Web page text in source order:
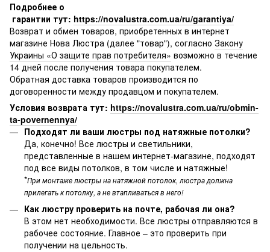
Подробнее о
гарантии тут: https://novalustra.com.ua/ru/garantiya/
Возврат и обмен товаров, приобретенных в интернет
магазине Нова Люстра (далее "товар"), согласно Закону
Украины «О защите прав потребителя» возможно в течение
14 дней после получения товара покупателем.
Обратная доставка товаров производится по
договоренности между продавцом и покупателем.
Условия возврата тут: https://novalustra.com.ua/ru/obmin-
ta-povernennya/
Подходят ли ваши люстры под натяжные потолки?
Да, конечно! Все люстры и светильники,
представленные в нашем интернет-магазине, подходят
под все виды потолков, в том числе и натяжные!
*При монтаже люстры на натяжной потолок, люстра должна
прилегать к потолку, а не втапливаться в него!
Как люстру проверить на почте, рабочая ли она?
В этом нет необходимости. Все люстры отправляются в
рабочее состояние. Главное – это проверить при
получении на цельность.